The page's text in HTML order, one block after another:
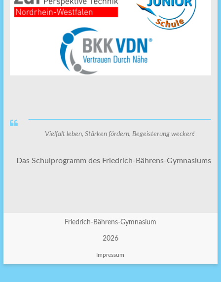
Vielfalt leben, Stärken fördern, Begeisterung wecken!
Das Schulprogramm des Friedrich-Bährens-Gymnasiums
Friedrich-Bährens-Gymnasium
2026
Impressum